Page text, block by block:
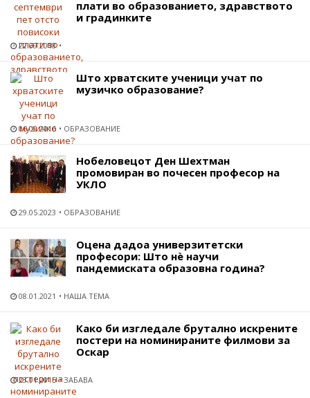
плати во образованието, здравството
и градинките
22.09.2018
Што хрватските ученици учат по
музичко образование?
06.09.2016 ОБРАЗОВАНИЕ
Нобеловецот Ден Шехтман
промовиран во почесен професор на
УКЛО
29.05.2023 ОБРАЗОВАНИЕ
Оцена дадоа универзитетски
професори: Што нѐ научи
пандемиската образовна година?
08.01.2021 НАША ТЕМА
Како би изгледале брутално искрените
постери на номинираните филмови за
Оскар
23.01.2015 ЗАБАВА